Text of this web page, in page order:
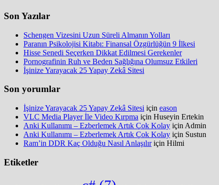
Son Yazılar
Schengen Vizesini Uzun Süreli Almanın Yolları
Paranın Psikolojisi Kitabı: Finansal Özgürlüğün 9 İlkesi
Hisse Senedi Seçerken Dikkat Edilmesi Gerekenler
Pornografinin Ruh ve Beden Sağlığına Olumsuz Etkileri
İşinize Yarayacak 25 Yapay Zekâ Sitesi
Son yorumlar
İşinize Yarayacak 25 Yapay Zekâ Sitesi için eason
VLC Media Player İle Video Kırpma için Huseyin Ertekin
Anki Kullanımı – Ezberlemek Artık Çok Kolay için Admin
Anki Kullanımı – Ezberlemek Artık Çok Kolay için Sustun
Ram’in DDR Kaç Olduğu Nasıl Anlaşılıriçin Hilmi
Etiketler